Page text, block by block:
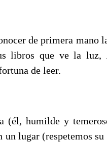
de primera mano
libros que ve la luz,
de leer.
humilde y
lugar (respetemos